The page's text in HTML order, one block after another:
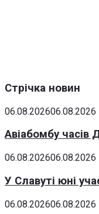
Стрічка новин
06.08.202606.08.2026
Авіабомбу часів
06.08.202606.08.2026
У Славуті юні
06.08.202606.08.2026